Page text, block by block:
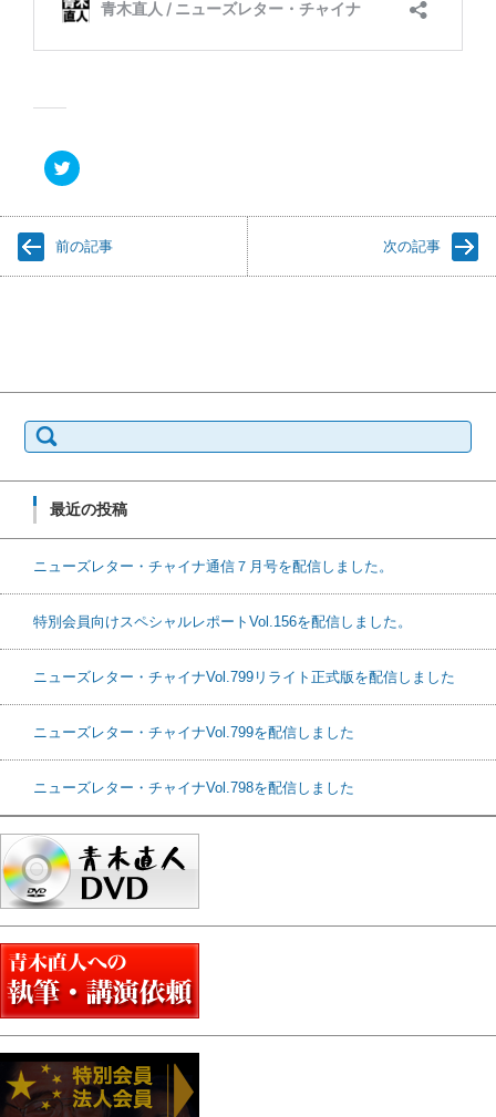
ク
リ
し
て
T
i
(
し
ウ
ン
ド
ウ
開
ま
)
前の記事 次の記事
索:
最近の投稿
ニューズレター・チャイナ通信７月号を配信しました。
特別会員向けスペシャルレポートVol.156を配信しました。
ニューズレター・チャイナVol.799リライト正式版を配信しました
ニューズレター・チャイナVol.799を配信しました
ニューズレター・チャイナVol.798を配信しました